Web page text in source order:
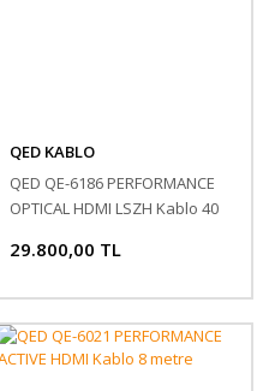
QED KABLO
QED QE-6186 PERFORMANCE
OPTICAL HDMI LSZH Kablo 40
29.800,00 TL